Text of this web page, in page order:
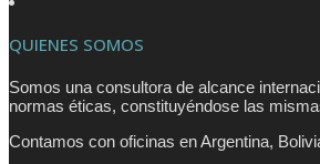
QUIENES SOMOS
Somos una consultora de alcance
normas éticas, constituyéndose las
Contamos con oficinas en Argentina,